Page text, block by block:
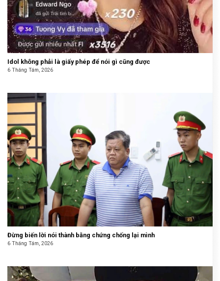
Idol không phải là giấy phép để nói gì cũng được
6 Tháng Tám, 2026
Đừng biến lời nói thành bằng chứng chống lại mình
6 Tháng Tám, 2026